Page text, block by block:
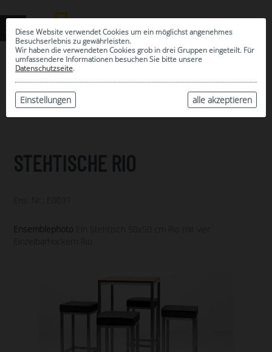
Diese Website verwendet Cookies um ein möglichst angenehmes
Besuchserlebnis zu gewährleisten.
Wir haben die verwendeten Cookies grob in drei Gruppen eingeteilt. Für
umfassendere Informationen besuchen Sie bitte unsere
Datenschutzseite.
alle akzeptieren
Einstellungen
ARCHIV
STEHTISCHE RIO
Ensemblephoto
Einzelbarhockern Rio